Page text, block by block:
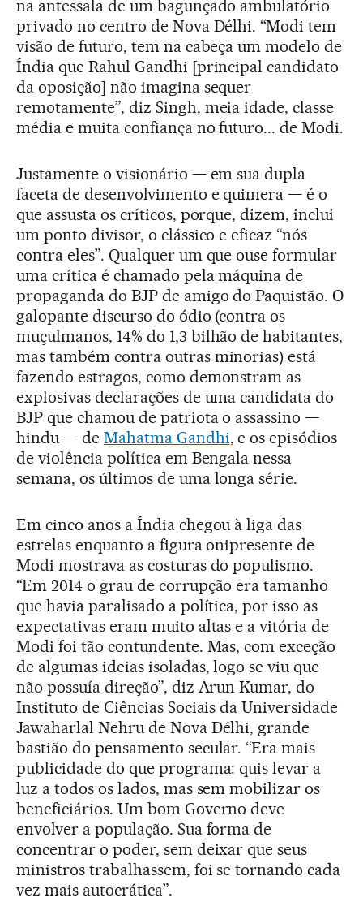
na antessala de um bagunçado ambulatório
privado no centro de Nova Délhi. “Modi tem
visão de futuro, tem na cabeça um modelo de
Índia que Rahul Gandhi [principal candidato
da oposição] não imagina sequer
remotamente”, diz Singh, meia idade, classe
média e muita confiança no futuro... de Modi.
Justamente o visionário — em sua dupla
faceta de desenvolvimento e quimera — é o
que assusta os críticos, porque, dizem, inclui
um ponto divisor, o clássico e eficaz “nós
contra eles”. Qualquer um que ouse formular
uma crítica é chamado pela máquina de
propaganda do BJP de amigo do Paquistão. O
galopante discurso do ódio (contra os
muçulmanos, 14% do 1,3 bilhão de habitantes,
mas também contra outras minorias) está
fazendo estragos, como demonstram as
explosivas declarações de uma candidata do
BJP que chamou de patriota o assassino —
hindu — de Mahatma Gandhi, e os episódios
de violência política em Bengala nessa
semana, os últimos de uma longa série.
Em cinco anos a Índia chegou à liga das
estrelas enquanto a figura onipresente de
Modi mostrava as costuras do populismo.
“Em 2014 o grau de corrupção era tamanho
que havia paralisado a política, por isso as
expectativas eram muito altas e a vitória de
Modi foi tão contundente. Mas, com exceção
de algumas ideias isoladas, logo se viu que
não possuía direção”, diz Arun Kumar, do
Instituto de Ciências Sociais da Universidade
Jawaharlal Nehru de Nova Délhi, grande
bastião do pensamento secular. “Era mais
publicidade do que programa: quis levar a
luz a todos os lados, mas sem mobilizar os
beneficiários. Um bom Governo deve
envolver a população. Sua forma de
concentrar o poder, sem deixar que seus
ministros trabalhassem, foi se tornando cada
vez mais autocrática”.